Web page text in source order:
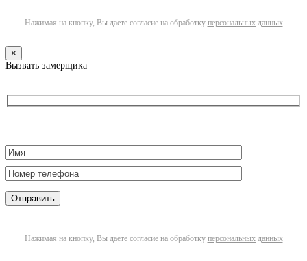
Нажимая на кнопку, Вы даете согласие на обработку персональных данных
×
Вызвать замерщика
Нажимая на кнопку, Вы даете согласие на обработку персональных данных